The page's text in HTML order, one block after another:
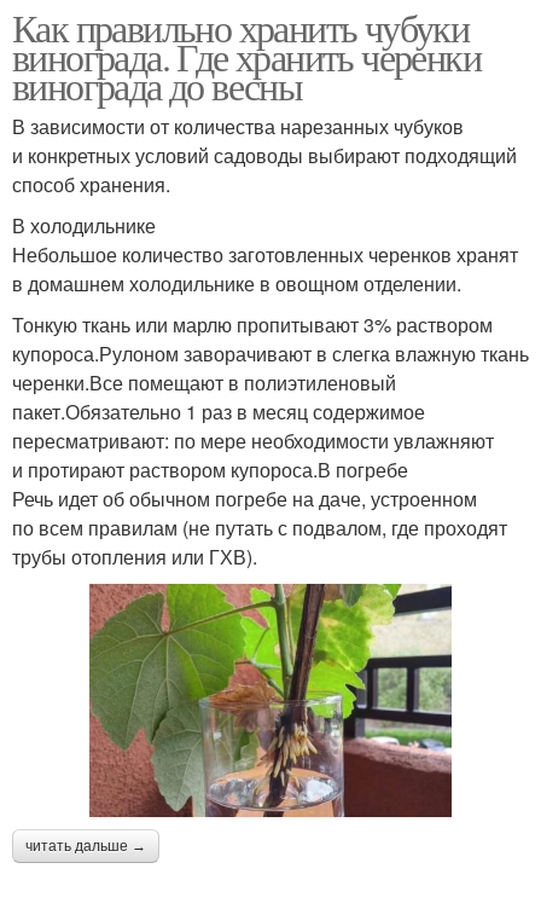
Как правильно хранить чубуки
винограда. Где хранить черенки
винограда до весны
В зависимости от количества нарезанных чубуков
и конкретных условий садоводы выбирают подходящий
способ хранения.
В холодильнике
Небольшое количество заготовленных черенков хранят
в домашнем холодильнике в овощном отделении.
Тонкую ткань или марлю пропитывают 3% раствором
купороса.Рулоном заворачивают в слегка влажную ткань
черенки.Все помещают в полиэтиленовый
пакет.Обязательно 1 раз в месяц содержимое
пересматривают: по мере необходимости увлажняют
и протирают раствором купороса.В погребе
Речь идет об обычном погребе на даче, устроенном
по всем правилам (не путать с подвалом, где проходят
трубы отопления или ГХВ).
читать дальше →